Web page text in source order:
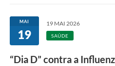
Secretarias
Leis e Decretos
Cultura
MAI
19
19 MAI 2026
SAÚDE
“Dia D” contra a